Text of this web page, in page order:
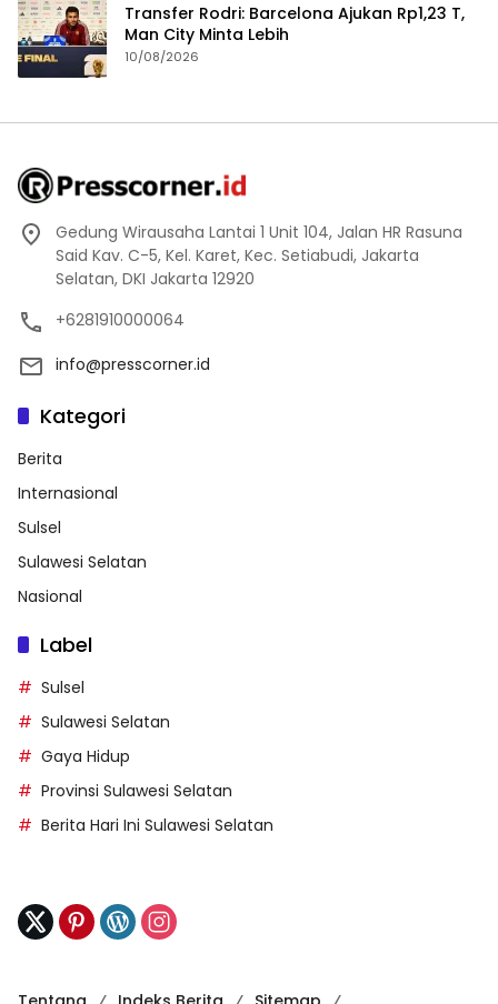
Transfer Rodri: Barcelona Ajukan Rp1,23 T,
Man City Minta Lebih
10/08/2026
Gedung Wirausaha Lantai 1 Unit 104, Jalan HR Rasuna
Said Kav. C-5, Kel. Karet, Kec. Setiabudi, Jakarta
Selatan, DKI Jakarta 12920
+6281910000064
info@presscorner.id
Kategori
Berita
Internasional
Sulsel
Sulawesi Selatan
Nasional
Label
Sulsel
Sulawesi Selatan
Gaya Hidup
Provinsi Sulawesi Selatan
Berita Hari Ini Sulawesi Selatan